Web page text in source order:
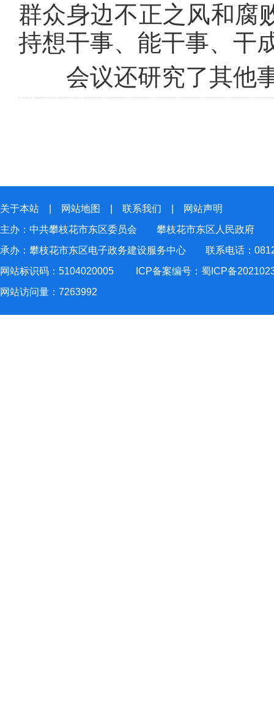
群众身边不正之风和腐
持想干事、能干事、干
会议还研究了其他
关于本站 网站地图 联系我们
网站声明
主办：中共攀枝花市东区委员会 攀枝花市东区人民政府
承办：攀枝花市东区电子政务建设服务中心 联系电话：
网站标识码：5104020005
ICP备案编号：蜀ICP备
网站访问量： 7263992